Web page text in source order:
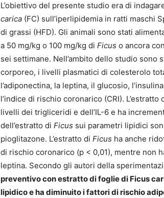
L’obiettivo del presente studio era di
carica (FC) sull’iperlipidemia in ratti maschi
di grassi (HFD). Gli animali sono stati
a 50 mg/kg o 100 mg/kg di Ficus o ancora
sei settimane. Nell’ambito dello studio
corporeo, i livelli plasmatici di colesterolo
l’adiponectina, la leptina, il glucosio,
l’indice di rischio coronarico (CRI). L’estratto
livelli dei trigliceridi e dell’IL-­6 e ha
dell’estratto di Ficus sui parametri lipidici
pioglitazone. L’estratto di Ficus ha anche
di rischio coronarico (p < 0,01), mentre non
leptina. Secondo gli autori della
preventivo con estratto di foglie di Ficus
lipidico e ha diminuito i fattori di rischio